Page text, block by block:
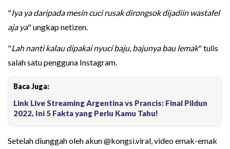
"Iya ya daripada mesin cuci rusak dirongsok dijadiin wastafel
aja ya" ungkap netizen.
"Lah nanti kalau dipakai nyuci baju, bajunya bau lemak" tulis
salah satu pengguna Instagram.
Baca Juga:
Link Live Streaming Argentina vs Prancis: Final Pildun
2022, Ini 5 Fakta yang Perlu Kamu Tahu!
Setelah diunggah oleh akun @kongsi.viral, video emak-emak